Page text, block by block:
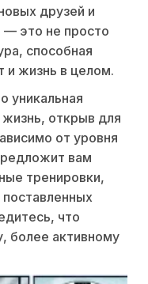
друзей и
это не просто
способная
и жизнь в целом.
уникальная
открыв для
от уровня
вам
тренировки,
что
более активному